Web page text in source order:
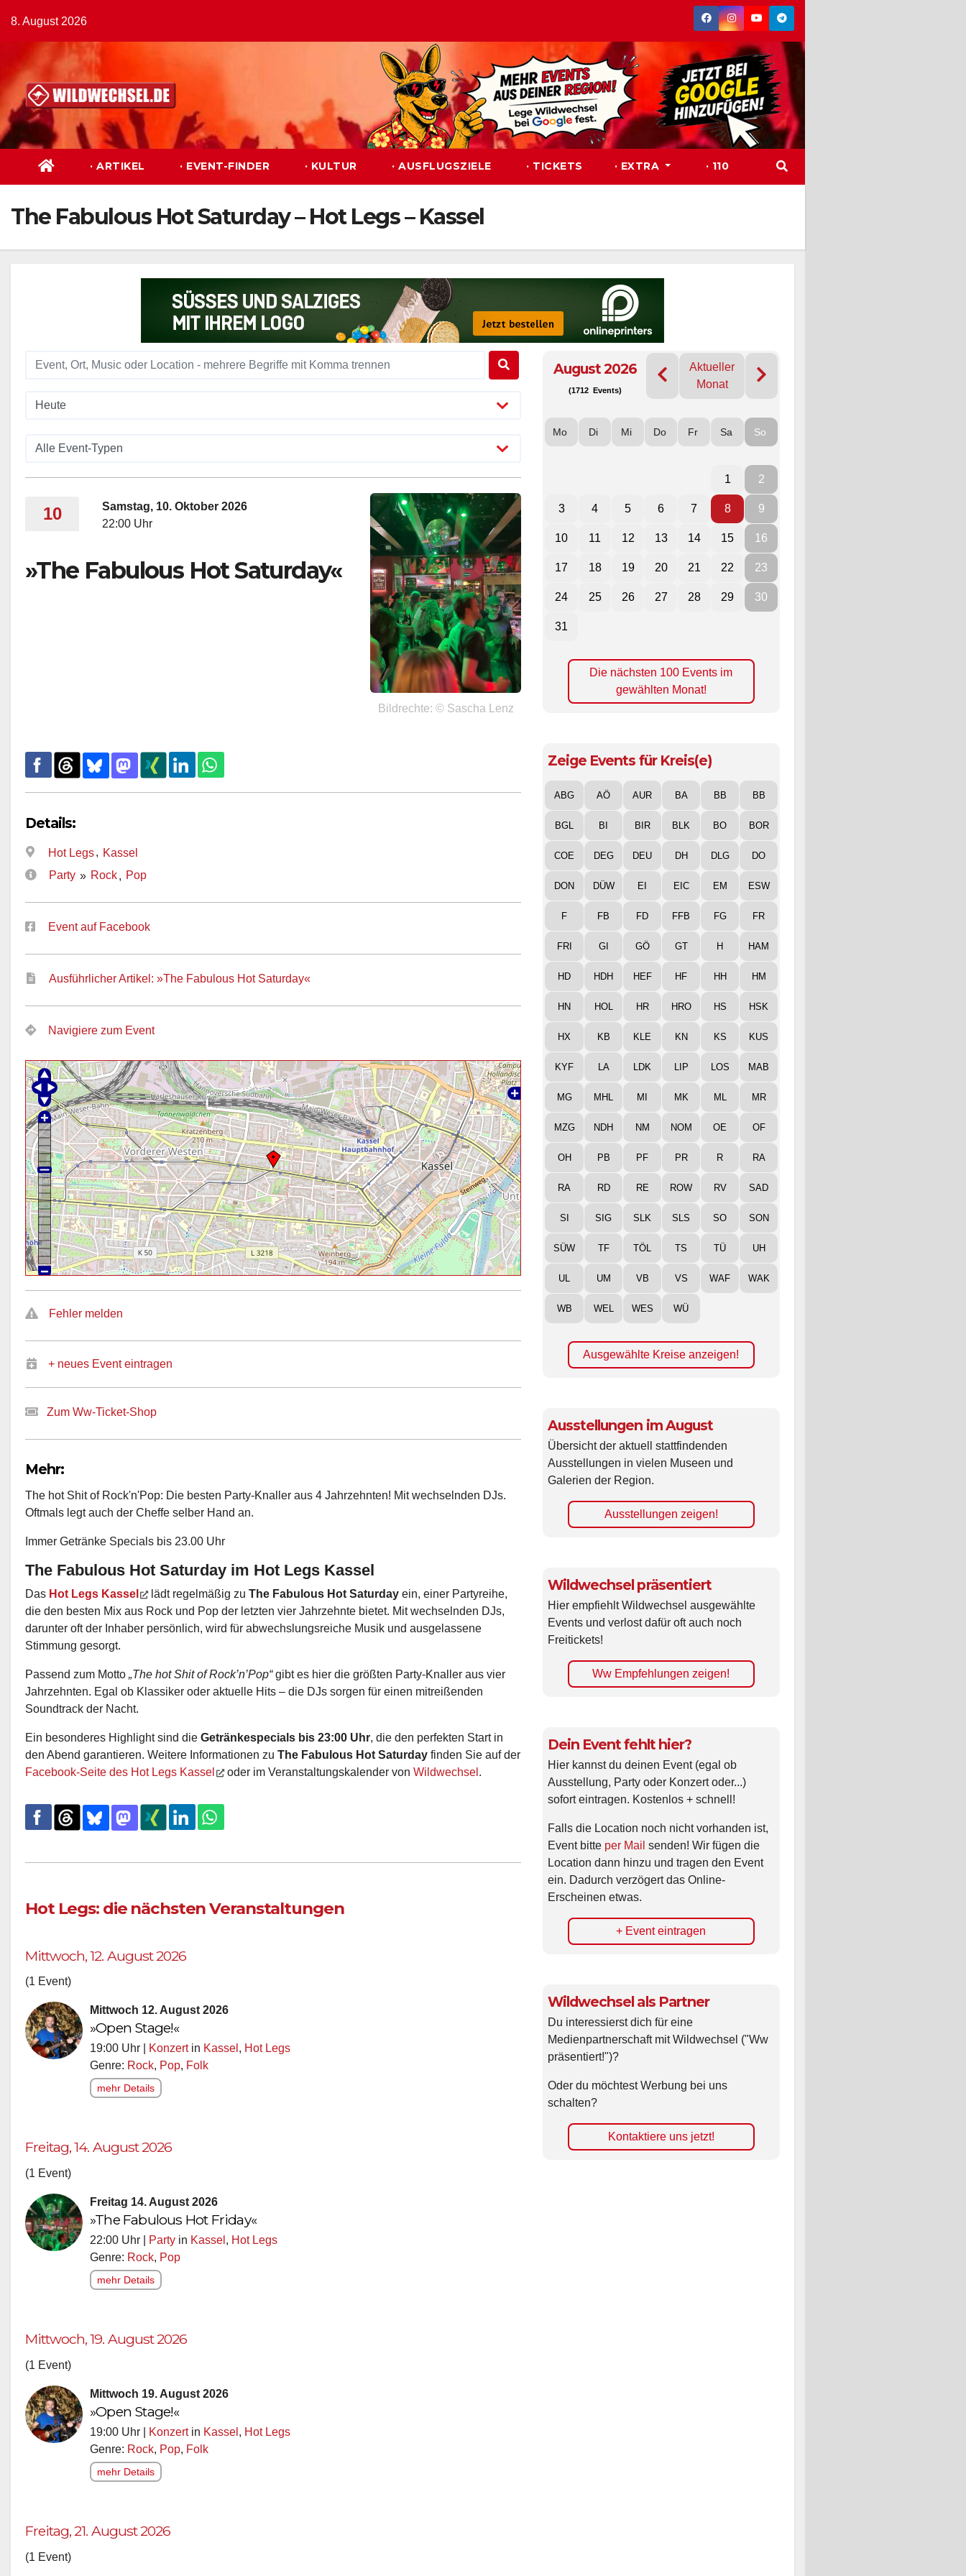
Inhalt
springen
8. August 2026
· ARTIKEL · EVENT-FINDER · KULTUR · AUSFLUGSZIELE · TICKETS · EXTRA · 110
The Fabulous Hot Saturday – Hot Legs – Kassel
10
Samstag, 10. Oktober 2026
22:00 Uhr
»The Fabulous Hot Saturday«
Bildrechte: © Sascha Lenz
Details:
Hot Legs, Kassel
Party » Rock, Pop
Event auf Facebook
Ausführlicher Artikel: »The Fabulous Hot Saturday«
Navigiere zum Event
Fehler melden
+ neues Event eintragen
Zum Ww-Ticket-Shop
Mehr:
The hot Shit of Rock'n'Pop: Die besten Party-Knaller aus 4 Jahrzehnten! Mit wechselnden DJs.
Oftmals legt auch der Cheffe selber Hand an.
Immer Getränke Specials bis 23.00 Uhr
The Fabulous Hot Saturday im Hot Legs Kassel
Das Hot Legs Kassel lädt regelmäßig zu The Fabulous Hot Saturday ein, einer Partyreihe,
die den besten Mix aus Rock und Pop der letzten vier Jahrzehnte bietet. Mit wechselnden DJs,
darunter oft der Inhaber persönlich, wird für abwechslungsreiche Musik und ausgelassene
Stimmung gesorgt.
Passend zum Motto„The hot Shit of Rock’n’Pop“ gibt es hier die größten Party-Knaller aus vier
Jahrzehnten. Egal ob Klassiker oder aktuelle Hits – die DJs sorgen für einen mitreißenden
Soundtrack der Nacht.
Ein besonderes Highlight sind die Getränkespecials bis 23:00 Uhr, die den perfekten Start in
den Abend garantieren. Weitere Informationen zu The Fabulous Hot Saturday finden Sie auf der
Facebook-Seite des Hot Legs Kassel
oder im Veranstaltungskalender von Wildwechsel.
Hot Legs: die nächsten Veranstaltungen
Mittwoch, 12. August 2026
(1 Event)
Mittwoch 12. August 2026
»Open Stage!«
19:00 Uhr | Konzertin Kassel, Hot Legs
Genre: Rock, Pop, Folk
mehr Details
Freitag, 14. August 2026
(1 Event)
Freitag 14. August 2026
»The Fabulous Hot Friday«
22:00 Uhr | Party in Kassel, Hot Legs
Genre: Rock, Pop
mehr Details
Mittwoch, 19. August 2026
(1 Event)
Mittwoch 19. August 2026
»Open Stage!«
19:00 Uhr | Konzertin Kassel, Hot Legs
Genre: Rock, Pop, Folk
mehr Details
Freitag, 21. August 2026
(1 Event)
August 2026
(1712 Events)
Aktueller
Monat
Mo Di Mi Do Fr Sa So
1 2
3 4 5 6 7 8 9
10 11 12 13 14 15 16
17 18 19 20 21 22 23
24 25 26 27 28 29 30
31
Die nächsten 100 Events im
gewählten Monat!
Zeige Events für Kreis(e)
ABG AÖ AUR BA BB BB
BGL BI BIR BLK BO BOR
COE DEG DEU DH DLG DO
DON DÜW EI EIC EM ESW
F FB FD FFB FG FR
FRI GI GÖ GT H HAM
HD HDH HEF HF HH HM
HN HOL HR HRO HS HSK
HX KB KLE KN KS KUS
KYF LA LDK LIP LOS MAB
MG MHL MI MK ML MR
MZG NDH NM NOM OE OF
OH PB PF PR R RA
RA RD RE ROW RV SAD
SI SIG SLK SLS SO SON
SÜW TF TÖL TS TÜ UH
UL UM VB VS WAF WAK
WB WEL WES WÜ
Ausgewählte Kreise anzeigen!
Ausstellungen im August
Übersicht der aktuell stattfindenden
Ausstellungen in vielen Museen und
Galerien der Region.
Ausstellungen zeigen!
Wildwechsel präsentiert
Hier empfiehlt Wildwechsel ausgewählte
Events und verlost dafür oft auch noch
Freitickets!
Ww Empfehlungen zeigen!
Dein Event fehlt hier?
Hier kannst du deinen Event (egal ob
Ausstellung, Party oder Konzert oder...)
sofort eintragen. Kostenlos + schnell!
Falls die Location noch nicht vorhanden ist,
Event bitte per Mail senden! Wir fügen die
Location dann hinzu und tragen den Event
ein. Dadurch verzögert das Online-
Erscheinen etwas.
+ Event eintragen
Wildwechsel als Partner
Du interessierst dich für eine
Medienpartnerschaft mit Wildwechsel ("Ww
präsentiert!")?
Oder du möchtest Werbung bei uns
schalten?
Kontaktiere uns jetzt!